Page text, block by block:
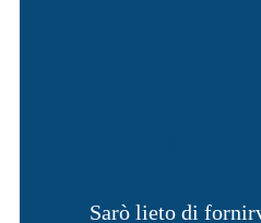
Sarò lieto di